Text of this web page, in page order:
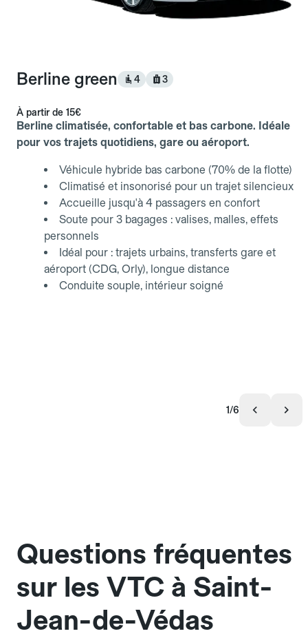
Berline green 4 3
À partir de 15€
Berline climatisée, confortable et bas carbone. Idéale
pour vos trajets quotidiens, gare ou aéroport.
Véhicule hybride bas carbone (70% de la flotte)
Climatisé et insonorisé pour un trajet silencieux
Accueille jusqu'à 4 passagers en confort
Soute pour 3 bagages : valises, malles, effets
personnels
Idéal pour : trajets urbains, transferts gare et
aéroport (CDG, Orly), longue distance
Conduite souple, intérieur soigné
1/6
Questions fréquentes
sur les VTC à Saint-
Jean-de-Védas